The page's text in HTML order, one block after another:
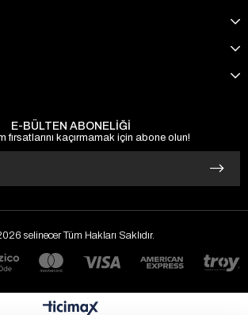
E-BÜLTEN ABONELİĞİ
fırsatlarını kaçırmamak için abone olun!
selinecer Tüm Hakları Saklıdır.